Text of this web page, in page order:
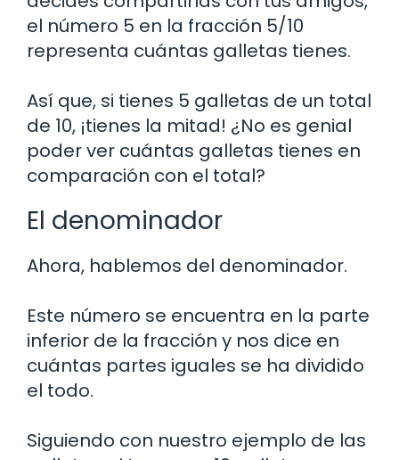
el número 5 en la fracción 5/10
representa cuántas galletas tienes.
Así que, si tienes 5 galletas de un total
de 10, ¡tienes la mitad! ¿No es genial
poder ver cuántas galletas tienes en
comparación con el total?
El denominador
Ahora, hablemos del denominador.
Este número se encuentra en la parte
inferior de la fracción y nos dice en
cuántas partes iguales se ha dividido
el todo.
Siguiendo con nuestro ejemplo de las